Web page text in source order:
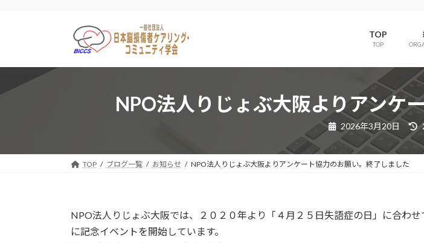
ツ
ス
シ
ン
TOP
TOP
NPO法人りじょぶ大阪よりアンケ
2026年3月20日
TOP ブログ一覧 お知らせ NPO法人りじょぶ大阪よりアンケート協力のお願い。終了しました
NPO法人りじょぶ大阪では、２０２０年より「４月２５日失語症の日」に合わ
に記念イベントを開始しています。